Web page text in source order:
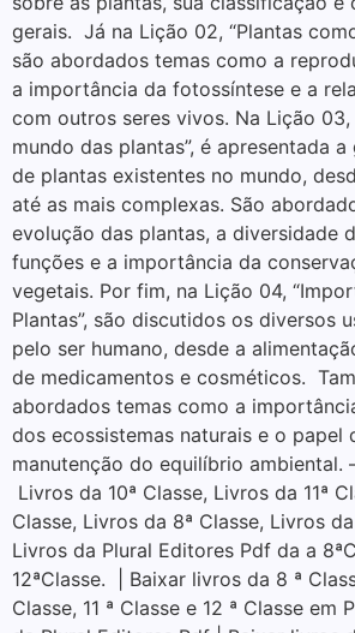
gerais. Já na Lição 02, “Plantas
são abordados temas como a
a importância da fotossíntese e a
com outros seres vivos. Na Lição 03,
mundo das plantas”, é apresentada
de plantas existentes no mundo,
até as mais complexas. São
evolução das plantas, a diversidade
funções e a importância da
vegetais. Por fim, na Lição 04,
Plantas”, são discutidos os diversos
pelo ser humano, desde a
de medicamentos e cosméticos.
abordados temas como a
dos ecossistemas naturais e o papel
manutenção do equilíbrio
Livros da 10ª Classe, Livros da 11ª
Classe, Livros da 8ª Classe, Livros
Livros da Plural Editores Pdf da a
12ªClasse. | Baixar livros da 8 ª
Classe, 11 ª Classe e 12 ª Classe em